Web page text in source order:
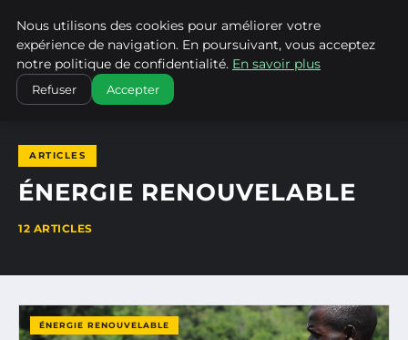
CLIMATECHANGENEBRASKA
ACCUEIL ÉNERGIE RENOUVELABLE
ARTICLES
ÉNERGIE RENOUVELABLE
12 ARTICLES
ÉNERGIE RENOUVELABLE
Nous utilisons des cookies pour améliorer votre
expérience de navigation. En poursuivant, vous acceptez
notre politique de confidentialité. En savoir plus
Refuser Accepter